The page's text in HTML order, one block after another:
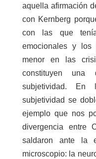
aquella afirmación
con Kernberg
con las que
emocionales y
menor en las
constituyen
subjetividad. En
subjetividad se
ejemplo que nos
divergencia entre
saldaron ante la
microscopio: la